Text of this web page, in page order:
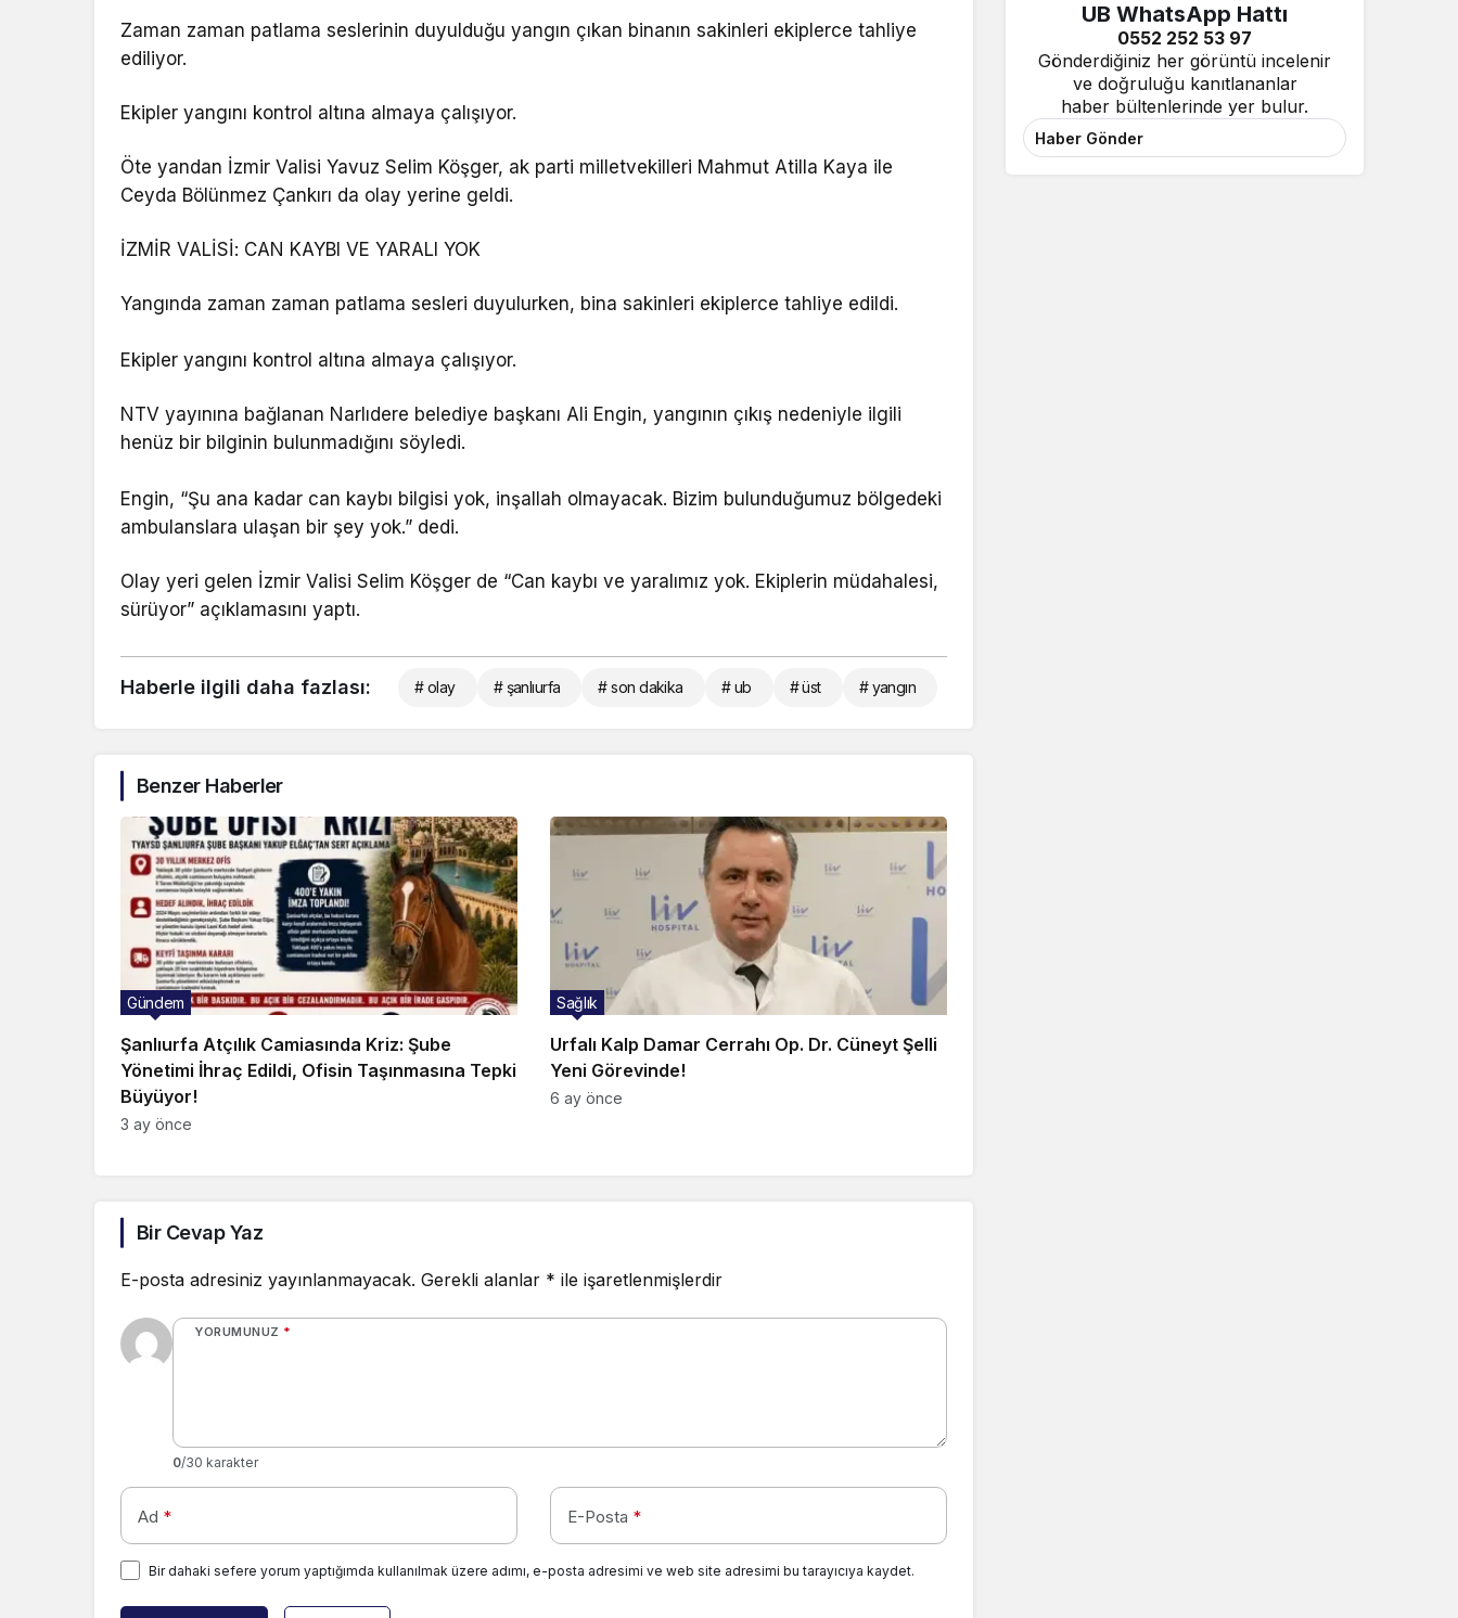
Zaman zaman patlama seslerinin duyulduğu yangın çıkan binanın sakinleri ekiplerce tahliye
ediliyor.
Ekipler yangını kontrol altına almaya çalışıyor.
Öte yandan İzmir Valisi Yavuz Selim Köşger, ak parti milletvekilleri Mahmut Atilla Kaya ile
Ceyda Bölünmez Çankırı da olay yerine geldi.
İZMİR VALİSİ: CAN KAYBI VE YARALI YOK
Yangında zaman zaman patlama sesleri duyulurken, bina sakinleri ekiplerce tahliye edildi.
Ekipler yangını kontrol altına almaya çalışıyor.
NTV yayınına bağlanan Narlıdere belediye başkanı Ali Engin, yangının çıkış nedeniyle ilgili
henüz bir bilginin bulunmadığını söyledi.
Engin, “Şu ana kadar can kaybı bilgisi yok, inşallah olmayacak. Bizim bulunduğumuz bölgedeki
ambulanslara ulaşan bir şey yok.” dedi.
Olay yeri gelen İzmir Valisi Selim Köşger de “Can kaybı ve yaralımız yok. Ekiplerin müdahalesi,
sürüyor” açıklamasını yaptı.
Haberle ilgili daha fazlası: # olay # şanlıurfa # son dakika # ub # üst # yangın
Benzer Haberler
Şanlıurfa Atçılık Camiasında Kriz: Şube
Yönetimi İhraç Edildi, Ofisin Taşınmasına Tepki
Büyüyor!
Gündem
3 ay önce
Urfalı Kalp Damar Cerrahı Op. Dr. Cüneyt Şelli
Yeni Görevinde!
Sağlık
6 ay önce
Bir Cevap Yaz
E-posta adresiniz yayınlanmayacak. Gerekli alanlar * ile işaretlenmişlerdir
YORUMUNUZ *
0/30 karakter
Ad * E-Posta *
Bir dahaki sefere yorum yaptığımda kullanılmak üzere adımı, e-posta adresimi ve web site adresimi bu tarayıcıya kaydet.
UB WhatsApp Hattı
0552 252 53 97
Gönderdiğiniz her görüntü incelenir
ve doğruluğu kanıtlananlar
haber bültenlerinde yer bulur.
Haber Gönder